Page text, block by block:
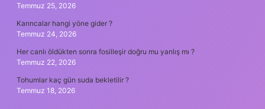
Temmuz 25, 2026
Karıncalar hangi yöne gider ?
Temmuz 24, 2026
Her canlı öldükten sonra fosilleşir doğru mu yanlış mı ?
Temmuz 22, 2026
Tohumlar kaç gün suda bekletilir ?
Temmuz 18, 2026